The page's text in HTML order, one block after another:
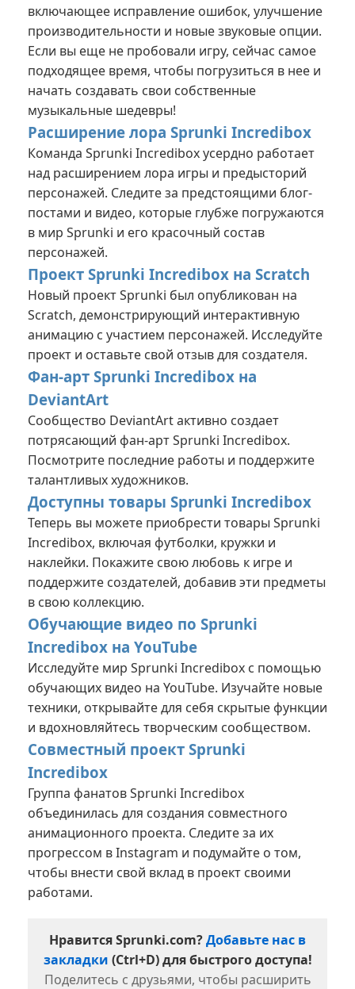
включающее исправление ошибок, улучшение
производительности и новые звуковые опции.
Если вы еще не пробовали игру, сейчас самое
подходящее время, чтобы погрузиться в нее и
начать создавать свои собственные
музыкальные шедевры!
Расширение лора Sprunki Incredibox
Команда Sprunki Incredibox усердно работает
над расширением лора игры и предысторий
персонажей. Следите за предстоящими блог-
постами и видео, которые глубже погружаются
в мир Sprunki и его красочный состав
персонажей.
Проект Sprunki Incredibox на Scratch
Новый проект Sprunki был опубликован на
Scratch, демонстрирующий интерактивную
анимацию с участием персонажей. Исследуйте
проект и оставьте свой отзыв для создателя.
Фан-арт Sprunki Incredibox на
DeviantArt
Сообщество DeviantArt активно создает
потрясающий фан-арт Sprunki Incredibox.
Посмотрите последние работы и поддержите
талантливых художников.
Доступны товары Sprunki Incredibox
Теперь вы можете приобрести товары Sprunki
Incredibox, включая футболки, кружки и
наклейки. Покажите свою любовь к игре и
поддержите создателей, добавив эти предметы
в свою коллекцию.
Обучающие видео по Sprunki
Incredibox на YouTube
Исследуйте мир Sprunki Incredibox с помощью
обучающих видео на YouTube. Изучайте новые
техники, открывайте для себя скрытые функции
и вдохновляйтесь творческим сообществом.
Совместный проект Sprunki
Incredibox
Группа фанатов Sprunki Incredibox
объединилась для создания совместного
анимационного проекта. Следите за их
прогрессом в Instagram и подумайте о том,
чтобы внести свой вклад в проект своими
работами.
Нравится Sprunki.com?Добавьте нас в
закладки (Ctrl+D) для быстрого доступа!
Поделитесь с друзьями, чтобы расширить